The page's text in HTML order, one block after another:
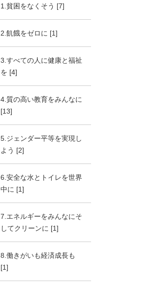
1.貧困をなくそう [7]
2.飢餓をゼロに [1]
3.すべての人に健康と福祉
を [4]
4.質の高い教育をみんなに
[13]
5.ジェンダー平等を実現し
よう [2]
6.安全な水とトイレを世界
中に [1]
7.エネルギーをみんなにそ
してクリーンに [1]
8.働きがいも経済成長も
[1]